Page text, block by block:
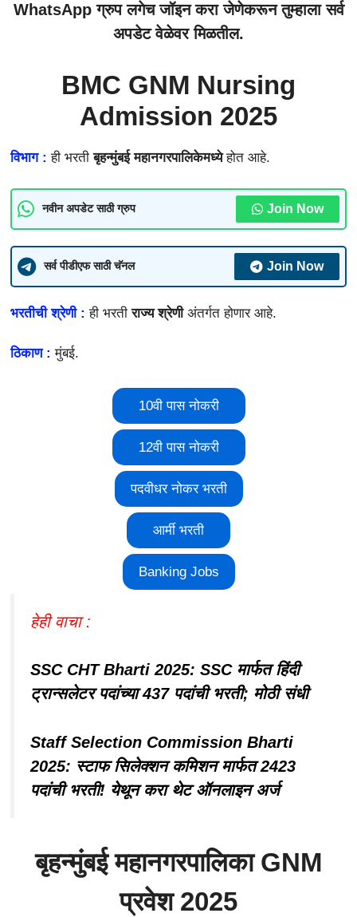
WhatsApp ग्रुप लगेच जॉइन करा जेणेकरून तुम्हाला सर्व
अपडेट वेळेवर मिळतील.
BMC GNM Nursing
Admission 2025
विभाग :ही भरती बृहन्मुंबई महानगरपालिकेमध्ये होत आहे.
नवीन अपडेट साठी ग्रुप Join Now
सर्व पीडीएफ साठी चॅनल Join Now
भरतीची श्रेणी :ही भरतीराज्य श्रेणी अंतर्गत होणार आहे.
ठिकाण :मुंबई.
10वी पास नोकरी
12वी पास नोकरी
पदवीधर नोकर भरती
आर्मी भरती
Banking Jobs
हेही वाचा :
SSC CHT Bharti 2025: SSC मार्फत हिंदी
ट्रान्सलेटर पदांच्या 437 पदांची भरती; मोठी संधी
Staff Selection Commission Bharti
2025: स्टाफ सिलेक्शन कमिशन मार्फत 2423
पदांची भरती! येथून करा थेट ऑनलाइन अर्ज
बृहन्मुंबई महानगरपालिका GNM
प्रवेश 2025